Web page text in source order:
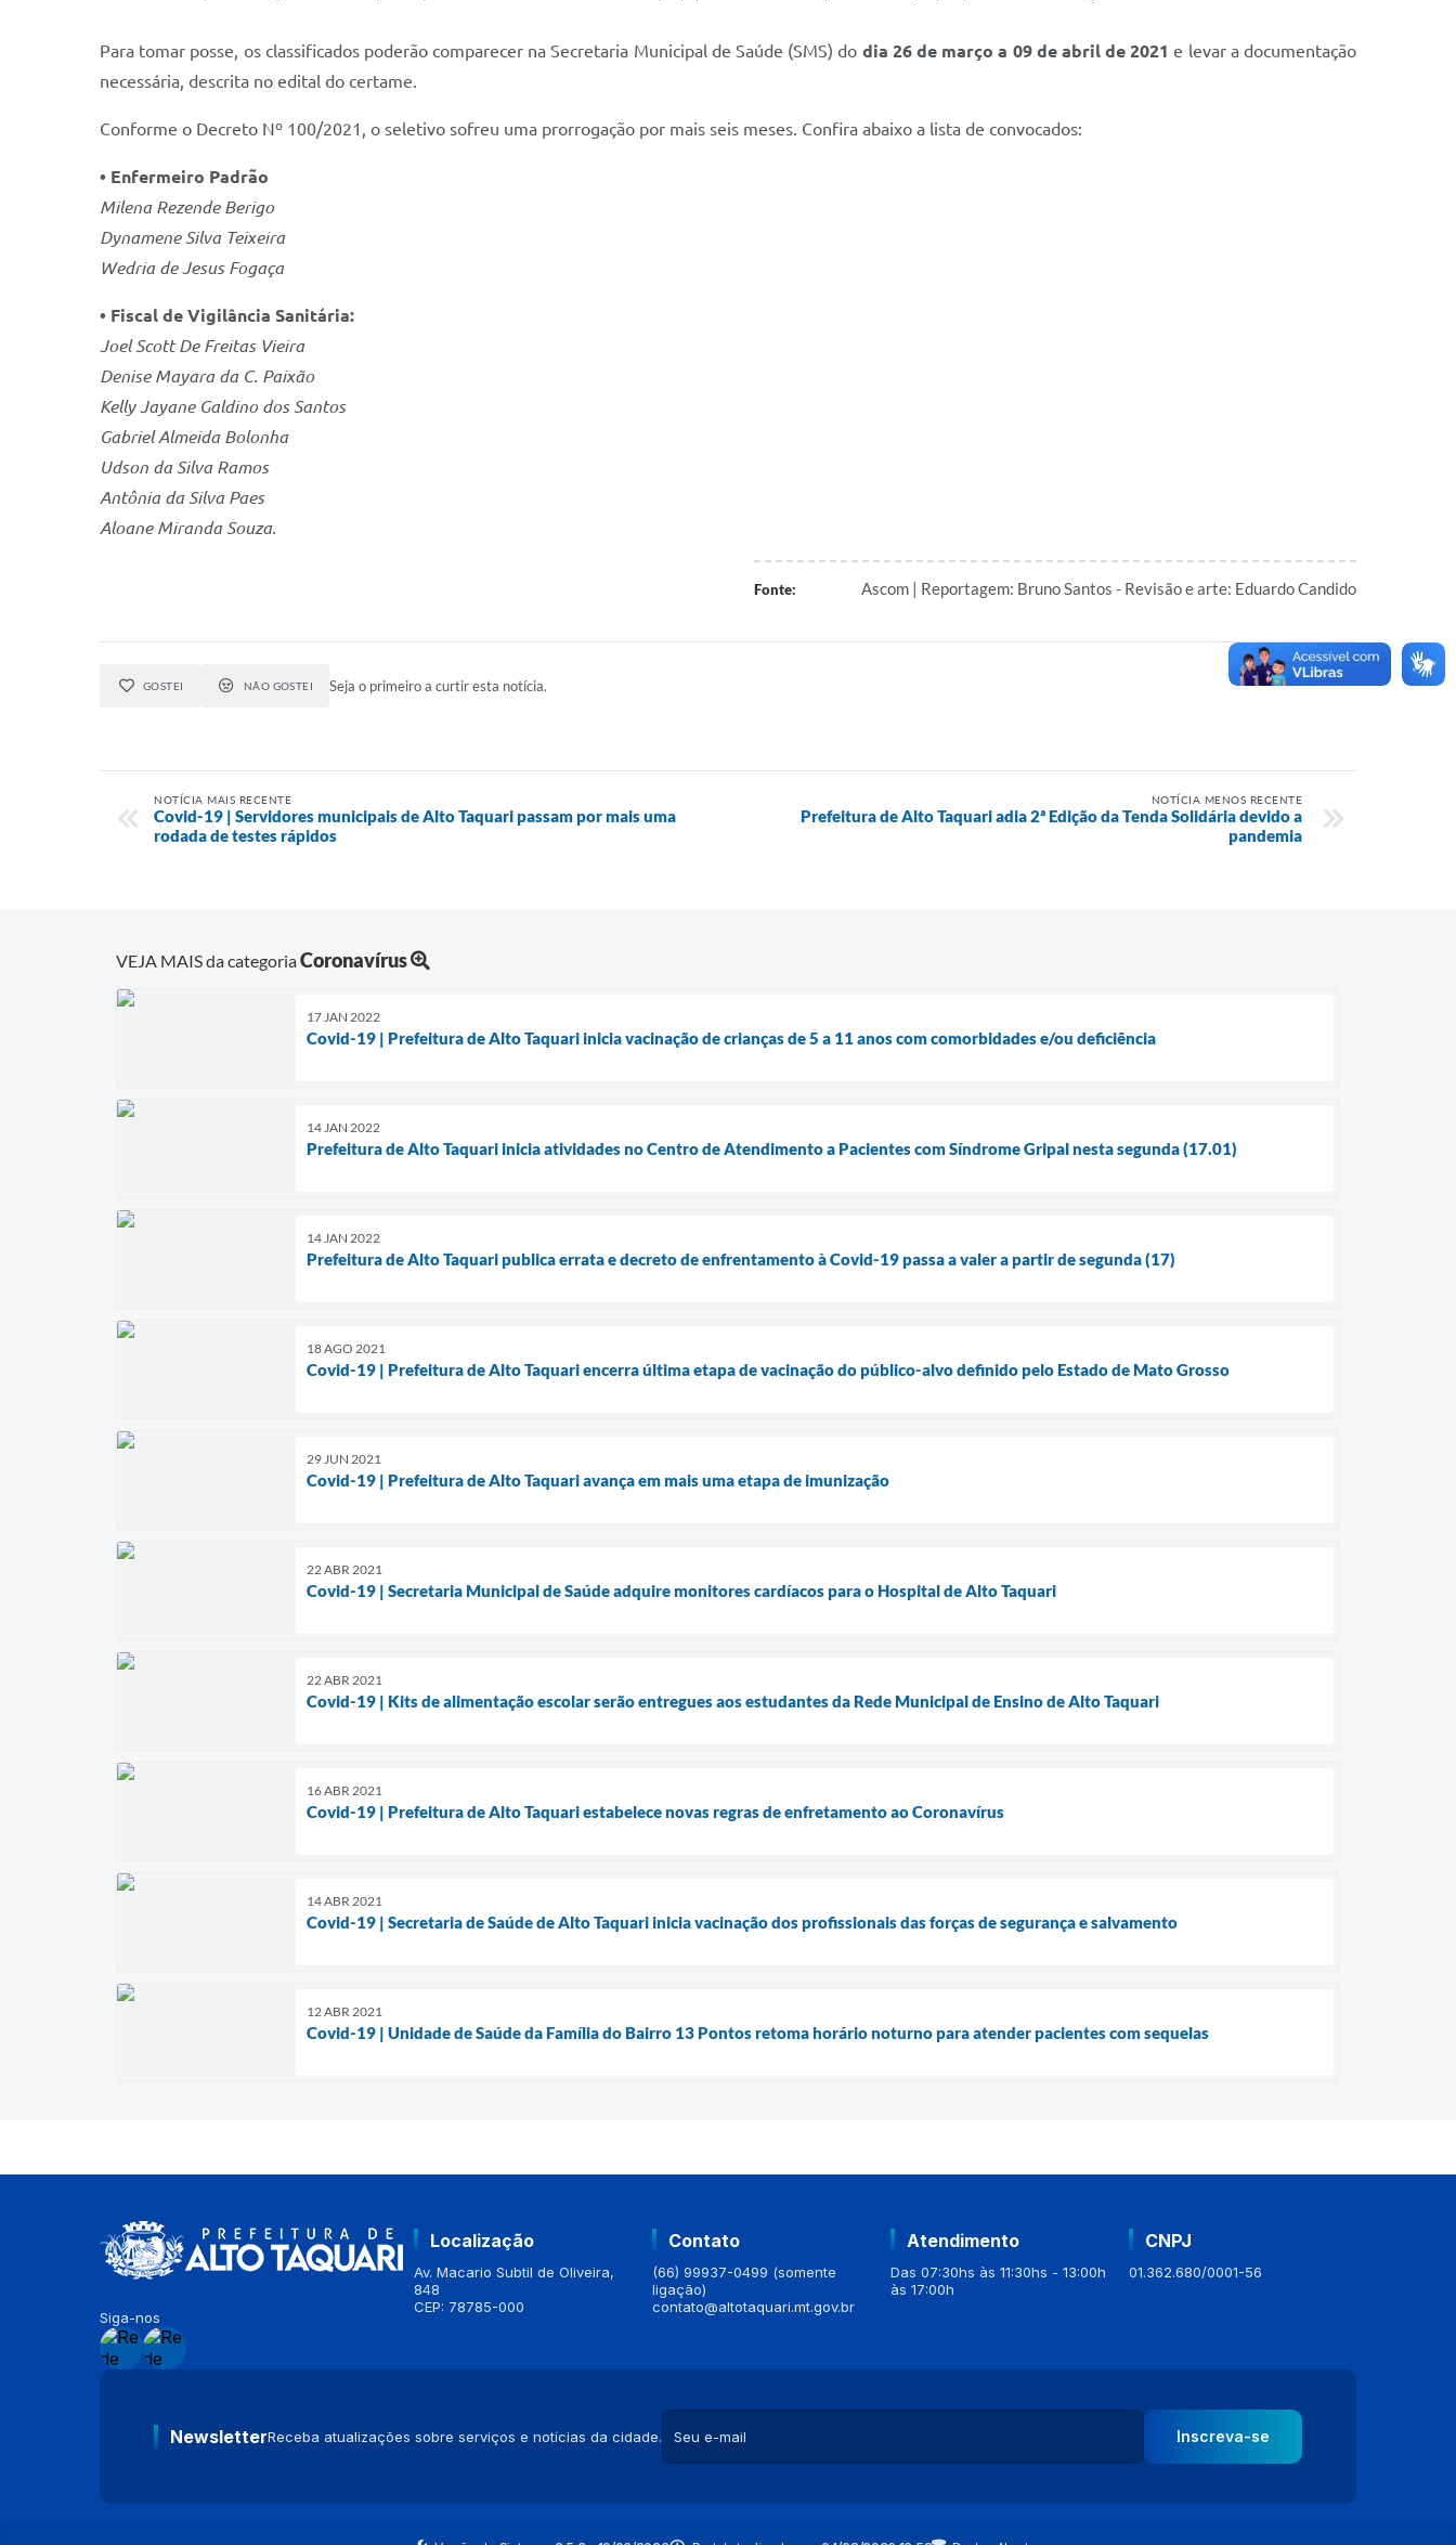
Para tomar posse, os classificados poderão comparecer na Secretaria Municipal de Saúde (SMS) do dia 26 de março a 09 de abril de 2021 e levar a documentação
necessária, descrita no edital do certame.
Conforme o Decreto Nº 100/2021, o seletivo sofreu uma prorrogação por mais seis meses. Confira abaixo a lista de convocados:
• Enfermeiro Padrão
Milena Rezende Berigo
Dynamene Silva Teixeira
Wedria de Jesus Fogaça
• Fiscal de Vigilância Sanitária:
Joel Scott De Freitas Vieira
Denise Mayara da C. Paixão
Kelly Jayane Galdino dos Santos
Gabriel Almeida Bolonha
Udson da Silva Ramos
Antônia da Silva Paes
Aloane Miranda Souza.
Fonte: Ascom | Reportagem: Bruno Santos - Revisão e arte: Eduardo Candido
GOSTEI NÃO GOSTEI Seja o primeiro a curtir esta notícia.
NOTÍCIA MAIS RECENTE
Covid-19 | Servidores municipais de Alto Taquari passam por mais uma
rodada de testes rápidos
NOTÍCIA MENOS RECENTE
Prefeitura de Alto Taquari adia 2ª Edição da Tenda Solidária devido a
pandemia
VEJA MAIS da categoriaCoronavírus
17 JAN 2022
Covid-19 | Prefeitura de Alto Taquari inicia vacinação de crianças de 5 a 11 anos com comorbidades e/ou deficiência
14 JAN 2022
Prefeitura de Alto Taquari inicia atividades no Centro de Atendimento a Pacientes com Síndrome Gripal nesta segunda (17.01)
14 JAN 2022
Prefeitura de Alto Taquari publica errata e decreto de enfrentamento à Covid-19 passa a valer a partir de segunda (17)
18 AGO 2021
Covid-19 | Prefeitura de Alto Taquari encerra última etapa de vacinação do público-alvo definido pelo Estado de Mato Grosso
29 JUN 2021
Covid-19 | Prefeitura de Alto Taquari avança em mais uma etapa de imunização
22 ABR 2021
Covid-19 | Secretaria Municipal de Saúde adquire monitores cardíacos para o Hospital de Alto Taquari
22 ABR 2021
Covid-19 | Kits de alimentação escolar serão entregues aos estudantes da Rede Municipal de Ensino de Alto Taquari
16 ABR 2021
Covid-19 | Prefeitura de Alto Taquari estabelece novas regras de enfretamento ao Coronavírus
14 ABR 2021
Covid-19 | Secretaria de Saúde de Alto Taquari inicia vacinação dos profissionais das forças de segurança e salvamento
12 ABR 2021
Covid-19 | Unidade de Saúde da Família do Bairro 13 Pontos retoma horário noturno para atender pacientes com sequelas
Siga-nos
Localização
Av. Macario Subtil de Oliveira,
848
CEP: 78785-000
Contato
(66) 99937-0499 (somente
ligação)
contato@altotaquari.mt.gov.br
Atendimento
Das 07:30hs às 11:30hs - 13:00h
às 17:00h
CNPJ
01.362.680/0001-56
NewsletterReceba atualizações sobre serviços e notícias da cidade. Inscreva-se